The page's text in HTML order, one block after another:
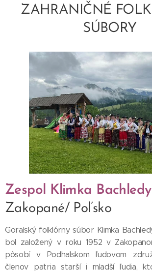
ZAHRANIČNÉ
SÚBORY
Zespol Klimka Bachledy
Zakopané/ Poľsko
Goralský folklórny súbor Klimka
bol založený v roku 1952 v
pôsobí v Podhalskom ľudovom
členov patria starší i mladší ľudia,